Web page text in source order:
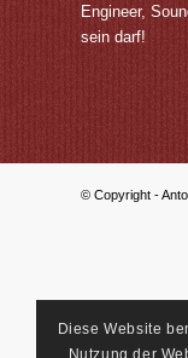
Engineer,
sein darf!
© Copyright -
Diese Website